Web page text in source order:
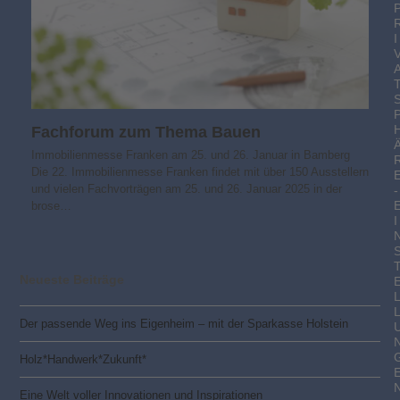
Fachforum zum Thema Bauen
Immobilienmesse Franken am 25. und 26. Januar in Bamberg
Die 22. Immobilienmesse Franken findet mit über 150 Ausstellern
und vielen Fachvorträgen am 25. und 26. Januar 2025 in der
brose…
Der passende Weg ins Eigenheim – mit der Sparkasse Holstein
Holz*Handwerk*Zukunft*
Eine Welt voller Innovationen und Inspirationen
I
-
I
L
L